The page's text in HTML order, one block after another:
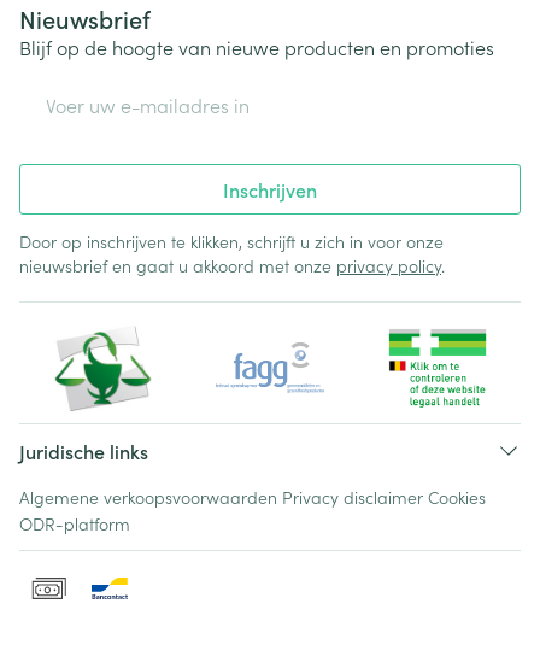
Nieuwsbrief
Blijf op de hoogte van nieuwe producten en promoties
Inschrijven
Door op inschrijven te klikken, schrijft u zich in voor onze
nieuwsbrief en gaat u akkoord met onze privacy policy.
Juridische links
Algemene verkoopsvoorwaarden Privacy disclaimer Cookies
ODR-platform